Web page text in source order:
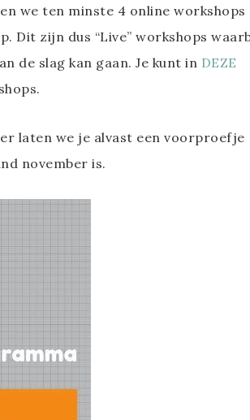
we ten minste 4 online workshops
Dit zijn dus “Live” workshops
de slag kan gaan. Je kunt in DEZE
laten we je alvast een voorproefje
november is.